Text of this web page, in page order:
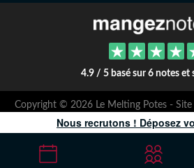
4.9 / 5 basé sur 6 notes et
Copyright © 2026 Le Melting Potes - Site
mentions légales
Nous recrutons ! Déposez